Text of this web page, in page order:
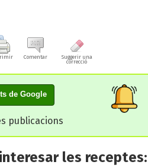
Comentar
Suggerir una
correcció
de Google
publicacions
les receptes: